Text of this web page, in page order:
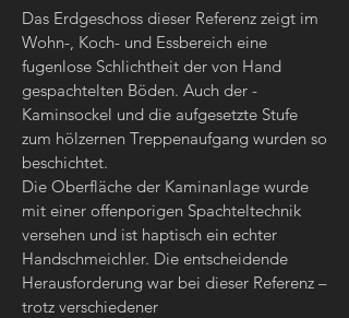
Das Erdgeschoss dieser Referenz zeigt im
Wohn-, Koch- und Essbereich eine
fugenlose Schlichtheit der von Hand
gespachtelten Böden. Auch der ­
Kaminsockel und die aufgesetzte Stufe
zum hölzernen Treppenaufgang wurden so
beschichtet.
Die Oberfläche der Kaminanlage wurde
mit einer offenporigen Spachteltechnik
versehen und ist haptisch ein echter
Handschmeichler. Die entscheidende
Herausforderung war bei dieser ­Referenz –
trotz verschiedener